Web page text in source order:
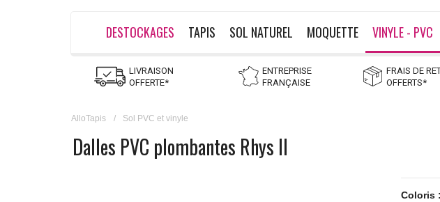
DESTOCKAGES TAPIS SOL NATUREL MOQUETTE VINYLE - PVC
LIVRAISON
OFFERTE*
ENTREPRISE
FRANÇAISE
FRAIS DE
OFFERTS*
AlloTapis / Sol PVC et vinyle
Dalles PVC plombantes Rhys II
Coloris :